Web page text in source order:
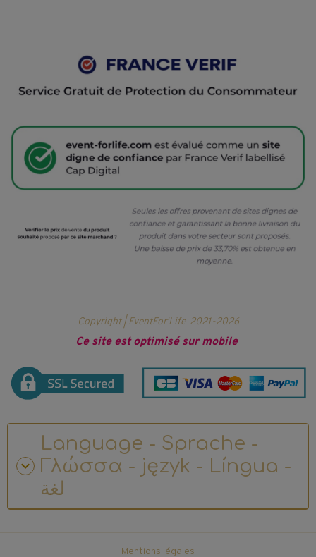
Copyright | EventFor'Life 2021-2026
Ce site est optimisé sur mobile
Language - Sprache -
Γλώσσα - język - Língua -
لغة
Mentions légales